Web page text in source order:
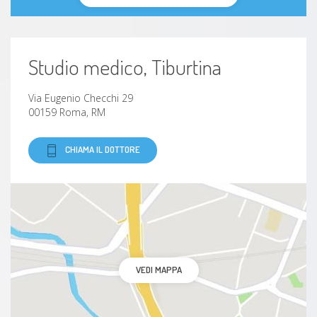
Colestasi
Inappetenza
Maldigestione
Ipertensione
Intolleranze alimentari
Sovrappeso
malattie gastrointestinali
Studio medico, Tiburtina
Via Eugenio Checchi 29
00159 Roma, RM
CHIAMA IL DOTTORE
VEDI MAPPA